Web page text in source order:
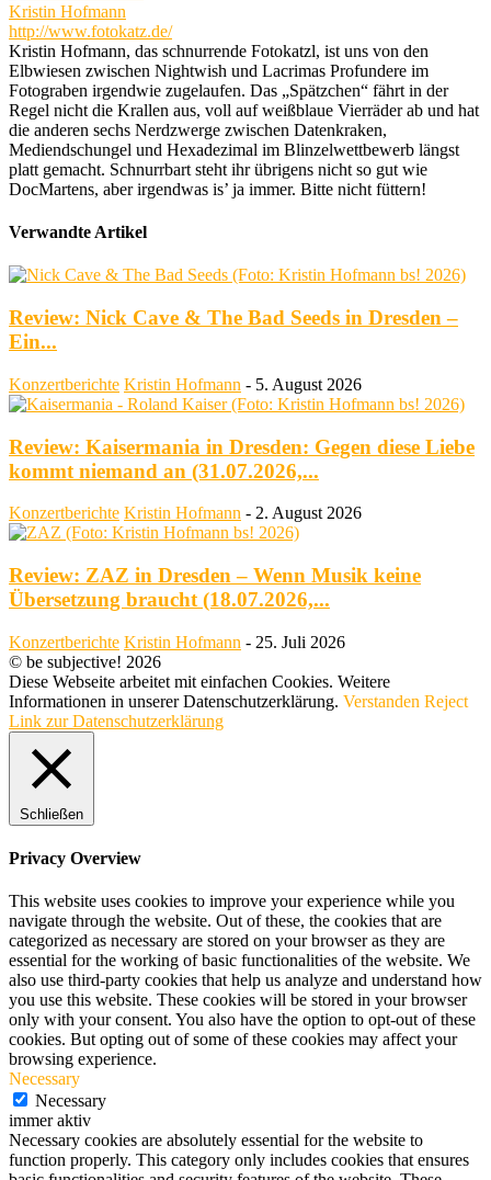
Kristin Hofmann
http://www.fotokatz.de/
Kristin Hofmann, das schnurrende Fotokatzl, ist uns von den
Elbwiesen zwischen Nightwish und Lacrimas Profundere im
Fotograben irgendwie zugelaufen. Das „Spätzchen“ fährt in der
Regel nicht die Krallen aus, voll auf weißblaue Vierräder ab und hat
die anderen sechs Nerdzwerge zwischen Datenkraken,
Mediendschungel und Hexadezimal im Blinzelwettbewerb längst
platt gemacht. Schnurrbart steht ihr übrigens nicht so gut wie
DocMartens, aber irgendwas is’ ja immer. Bitte nicht füttern!
Verwandte Artikel
Review: Nick Cave & The Bad Seeds in Dresden –
Ein...
Konzertberichte Kristin Hofmann - 5. August 2026
Review: Kaisermania in Dresden: Gegen diese Liebe
kommt niemand an (31.07.2026,...
Konzertberichte Kristin Hofmann - 2. August 2026
Review: ZAZ in Dresden – Wenn Musik keine
Übersetzung braucht (18.07.2026,...
Konzertberichte Kristin Hofmann - 25. Juli 2026
© be subjective! 2026
Diese Webseite arbeitet mit einfachen Cookies. Weitere
Informationen in unserer Datenschutzerklärung. Verstanden Reject
Link zur Datenschutzerklärung
Schließen
Privacy Overview
This website uses cookies to improve your experience while you
navigate through the website. Out of these, the cookies that are
categorized as necessary are stored on your browser as they are
essential for the working of basic functionalities of the website. We
also use third-party cookies that help us analyze and understand how
you use this website. These cookies will be stored in your browser
only with your consent. You also have the option to opt-out of these
cookies. But opting out of some of these cookies may affect your
browsing experience.
Necessary
Necessary
immer aktiv
Necessary cookies are absolutely essential for the website to
function properly. This category only includes cookies that ensures